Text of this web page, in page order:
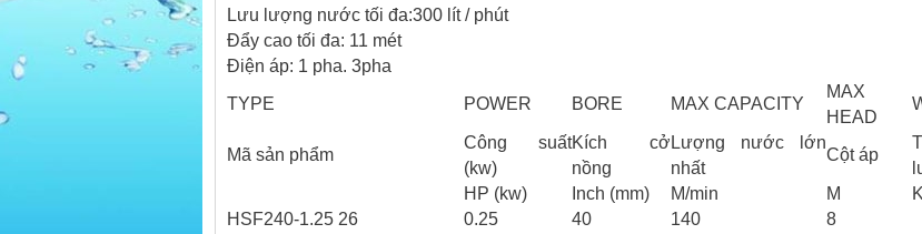
Lưu lượng nước tối đa:300 lít / phút
Đẩy cao tối đa: 11 mét
Điện áp: 1 pha. 3pha​
TYPE
POWER BORE MAX CAPACITY
MAX
HEAD
Mã sản phẩm
Công suất
(kw)
Kích cở
nồng
Lượng nước lớn
nhất
Cột áp
HP (kw)
Inch (mm) M/min M
HSF240-1.25 26
0.25 40 140
8